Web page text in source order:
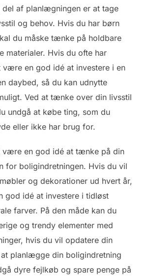
del af planlægningen er at tage
og behov. Hvis du har børn
du måske tænke på holdbare
materialer. Hvis du ofte har
en god idé at investere i en
daybed, så du kan udnytte
Ved at tænke over din livsstil
undgå at købe ting, som du
eller ikke har brug for.
være en god idé at tænke på din
for boligindretningen. Hvis du vil
og dekorationer ud hvert år,
god idé at investere i tidløst
farver. På den måde kan du
og trendy elementer med
hvis du vil opdatere din
planlægge din boligindretning
dyre fejlkøb og spare penge på